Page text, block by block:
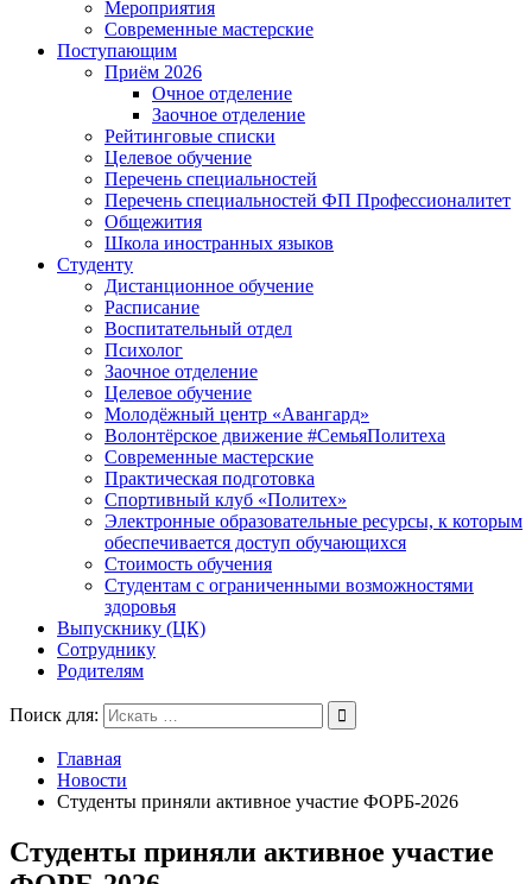
Мероприятия
Современные мастерские
Поступающим
Приём 2026
Очное отделение
Заочное отделение
Рейтинговые списки
Целевое обучение
Перечень специальностей
Перечень специальностей ФП Профессионалитет
Общежития
Школа иностранных языков
Студенту
Дистанционное обучение
Расписание
Воспитательный отдел
Психолог
Заочное отделение
Целевое обучение
Молодёжный центр «Авангард»
Волонтёрское движение #СемьяПолитеха
Современные мастерские
Практическая подготовка
Спортивный клуб «Политех»
Электронные образовательные ресурсы, к которым
обеспечивается доступ обучающихся
Стоимость обучения
Студентам с ограниченными возможностями
здоровья
Выпускнику (ЦК)
Сотруднику
Родителям
Поиск для:
Главная
Новости
Студенты приняли активное участие ФОРБ-2026
Студенты приняли активное участие